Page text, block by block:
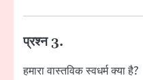
प्रश्न 3.
हमारा वास्तविक स्वधर्म क्या है?